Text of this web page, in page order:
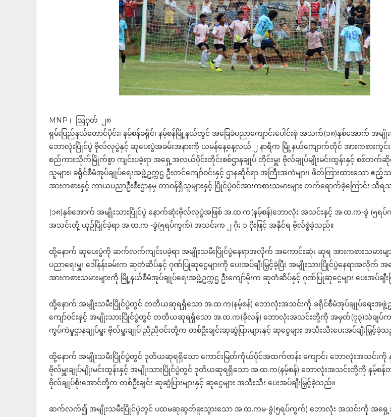
MNP ၊ ဩဂုတ် ၂၈
ရှမ်းပြည်နယ်တောင်ပိုင်း၊ နမ့်စန်ခရိုင်၊ နမ့်စန်မြို့နယ်တွင် အခြေခံပညာကျောင်းပေါင်းစုံ အသက်(၁၈)နှစ်အောက် အမျို
ဘောလုံးပြိုင်ပွဲ ဗိုလ်လုပွဲနှင့် ဆုပေးပွဲအခမ်းအနားကို ယမန်နေ့နေ့လယ် ၂ နာရီက မြို့နယ်ကျောက်တိုင် အားကစားကွ
စည်ကားသိုက်မြိုက်စွာ ကျင်းပခဲ့ရာ အရှေ့အလယ်ပိုင်းတိုင်းစစ်ဌာနချုပ် တိုင်းမှူး ဗိုလ်ချုပ်မျိုးမင်းထွန်းနှင့် စစ်ဘက်ဆို
သူများ၊ ခရိုင်စီမံအုပ်ချုပ်ရေးအဖွဲ့ဥက္ကဋ္ဌ ဦးတင်ကျော်ဝင်းနှင့် ဌာနဆိုင်ရာ အကြီးအကဲများ၊ ဖိတ်ကြားထားသော ဧည့်သ
အားကစားနှင့် ကာယပညာဦးစီးဌာနမှ တာဝန်ရှိသူများနှင့် ပြိုင်ပွဲဝင်အားကစားသမားများ တက်ရောက်ခဲ့ကြောင်း သိ
(၁၈)နှစ်အောက် အမျိုးသားပြိုင်ပွဲ နောက်ဆုံးဗိုလ်လုပွဲအဖြစ် အ.ထ.က(နမ့်စန်)ဘောလုံး အသင်းနှင့် အ.ထ.က-ခွဲ (၅ရ
အသင်းတို့ ယှဉ်ပြိုင်ခဲ့ရာ အ.ထ.က -ခွဲ(၅ရပ်ကွက်) အသင်းက ၂ ဂိုး ၁ ဂိုးဖြင့် အနိုင်ရ ဗိုလ်စွဲခဲ့သည်။
ထို့နောက် ဆုပေးပွဲကို ဆက်လက်ကျင်းပခဲ့ရာ အမျိုးသမီးပြိုင်ပွဲနေရာအလိုက် အကောင်းဆုံး ဆုရ အားကစားသမားမျ
ပညာရေးမှူး ဒေါ်နန်းခမ်းက ဆုတံဆိပ်နှင့် ဂုဏ်ပြုဆုငွေများကို ပေးအပ်ချီးမြှင့်ခဲ့ပြီး အမျိုးသားပြိုင်ပွဲနေရာအလိုက်
အားကစားသမားများကို မြို့နယ်စီမံအုပ်ချုပ်ရေးအဖွဲ့ဥက္ကဋ္ဌ ဦးကျော်မိုးက ဆုတံဆိပ်နှင့် ဂုဏ်ပြုဆုငွေများ ပေးအပ်ချီ
ထို့နောက် အမျိုးသမီးပြိုင်ပွဲတွင် တတိယဆုရရှိသော အ.ထ.က(နမ့်စန်) ဘောလုံးအသင်းကို ခရိုင်စီမံအုပ်ချုပ်ရေးအဖွဲ့ဥက္
ကျော်ဝင်းနှင့် အမျိုးသားပြိုင်ပွဲတွင် တတိယဆုရရှိသော အ.ထ.က(ခိုလန်) ဘောလုံးအသင်းတို့ကို အမှတ်(၇၃)သံချပ်က
ကွပ်ကဲမှုဌာနချုပ်မှူး ဗိုလ်မှူးချုပ် ညီညီဝင်းတို့က တစ်ဦးချင်းဆုဆွဲပြားများနှင့် ဆုငွေများ အသီးသီးပေးအပ်ချီးမြှင့်ခဲ့
ထို့နောက် အမျိုးသမီးပြိုင်ပွဲတွင် ဒုတိယဆုရရှိသော ကောင်းမြတ်ကိုယ်ပိုင်အထက်တန်း ကျောင်း ဘောလုံးအသင်းကို
ဗိုလ်မှူးချုပ်မျိုးမင်းထွန်းနှင့် အမျိုးသားပြိုင်ပွဲတွင် ဒုတိယဆုရရှိသော အ.ထ.က(နမ့်စန်) ဘောလုံးအသင်းတို့ကို နမ့်စ
ဗိုလ်ချုပ်စိုးအောင်တို့က တစ်ဦးချင်း ဆုဆွဲပြားများနှင့် ဆုငွေများ အသီးသီး ပေးအပ်ချီးမြှင့်ခဲ့သည်။
ဆက်လက်၍ အမျိုးသမီးပြိုင်ပွဲတွင် ပထမဆုဆွတ်ခူးသွားသော အ.ထ.ကမ-ခွဲ(၅ရပ်ကွက်) ဘောလုံး အသင်းကို အရှ